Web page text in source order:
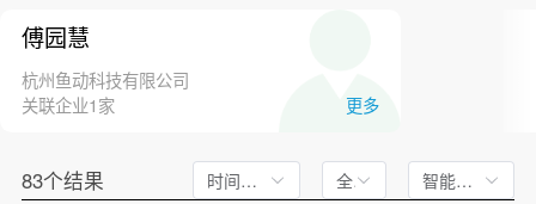
傅园慧
杭州鱼动科技有限公司
关联企业1家
更多
83个结果 时间不限 全文 智能排序